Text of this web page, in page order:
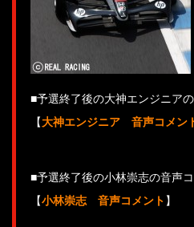
■予選終了後の大神エンジニア
【大神エンジニア 音声コメン
■予選終了後の小林崇志の音声
【小林崇志 音声コメント 】